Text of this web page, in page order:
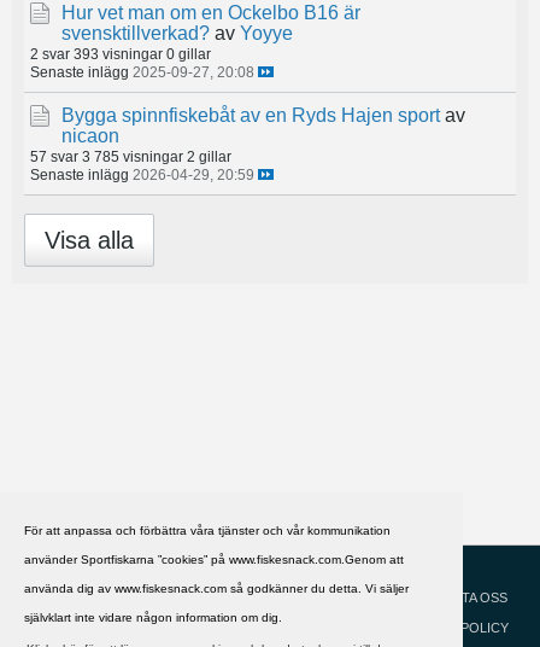
För att anpassa och förbättra våra tjänster och vår kommunikation
använder Sportfiskarna ”cookies” på www.fiskesnack.com.Genom att
använda dig av www.fiskesnack.com så godkänner du detta. Vi säljer
självklart inte vidare någon information om dig.
Hur vet man om en Ockelbo B16 är
svensktillverkad? av Yoyye
2 svar 393 visningar 0 gillar
Senaste inlägg 2025-09-27, 20:08
Bygga spinnfiskebåt av en Ryds Hajen sport av
nicaon
57 svar 3 785 visningar 2 gillar
Senaste inlägg 2026-04-29, 20:59
Visa alla
HJÄLP
KONTAKTA OSS
COOKIEPOLICY